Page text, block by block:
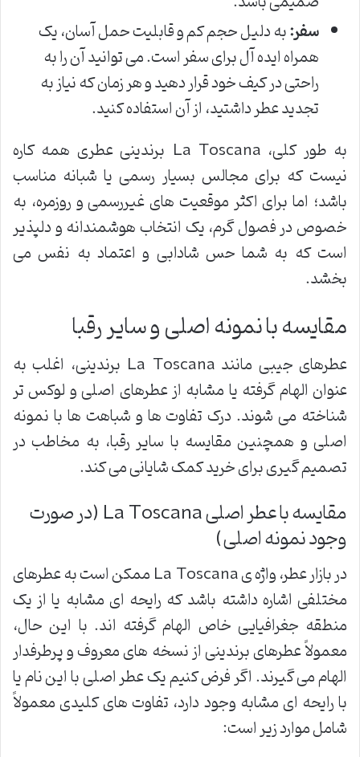
سفر:به دلیل حجم کم و قابلیت حمل آسان، یک
همراه ایده آل برای سفر است. می توانید آن را به
راحتی در کیف خود قرار دهید و هر زمان که نیاز به
تجدید عطر داشتید، از آن استفاده کنید.
به طور کلی، La Toscana برندینی عطری همه کاره
نیست که برای مجالس بسیار رسمی یا شبانه مناسب
باشد؛ اما برای اکثر موقعیت های غیررسمی و روزمره، به
خصوص در فصول گرم، یک انتخاب هوشمندانه و دلپذیر
است که به شما حس شادابی و اعتماد به نفس می
بخشد.
مقایسه با نمونه اصلی و سایر رقبا
عطرهای جیبی مانند La Toscana برندینی، اغلب به
عنوان الهام گرفته یا مشابه از عطرهای اصلی و لوکس تر
شناخته می شوند. درک تفاوت ها و شباهت ها با نمونه
اصلی و همچنین مقایسه با سایر رقبا، به مخاطب در
تصمیم گیری برای خرید کمک شایانی می کند.
مقایسه با عطر اصلی La Toscana (در صورت
وجود نمونه اصلی)
در بازار عطر، واژه ی La Toscana ممکن است به عطرهای
مختلفی اشاره داشته باشد که رایحه ای مشابه یا از یک
منطقه جغرافیایی خاص الهام گرفته اند. با این حال،
معمولاً عطرهای برندینی از نسخه های معروف و پرطرفدار
الهام می گیرند. اگر فرض کنیم یک عطر اصلی با این نام یا
با رایحه ای مشابه وجود دارد، تفاوت های کلیدی معمولاً
شامل موارد زیر است: